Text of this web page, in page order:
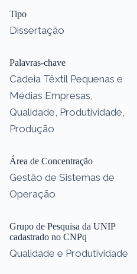
Tipo
Dissertação
Palavras-chave
Cadeia Têxtil Pequenas e
Médias Empresas,
Qualidade, Produtividade,
Produção
Área de Concentração
Gestão de Sistemas de
Operação
Grupo de Pesquisa da UNIP
cadastrado no CNPq
Qualidade e Produtividade